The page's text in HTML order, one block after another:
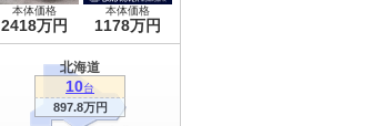
本体価格
2418万円
本体価格
1178万円
北海道
10台
897.8万円